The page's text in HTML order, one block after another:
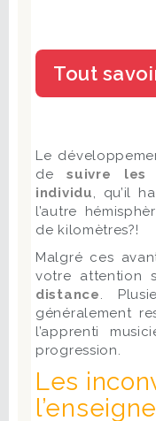
Le
desuivre les
individu, qu’il
l’autre
de kilomètres?!
Malgré ces
votre attention
distance.
généralement
l’apprenti
progression.
Les